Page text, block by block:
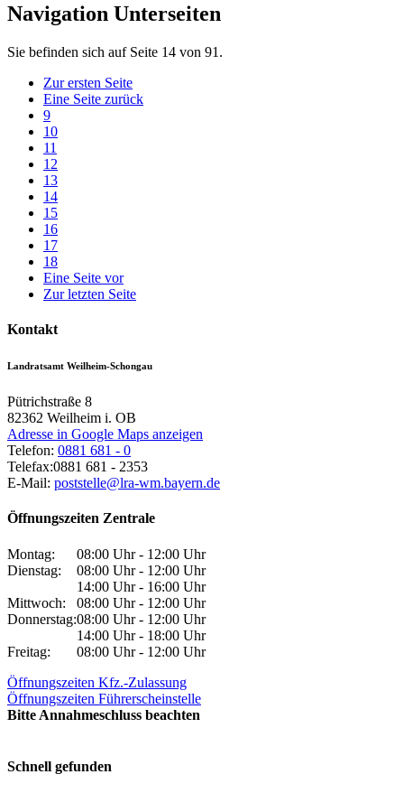
Navigation Unterseiten
Sie befinden sich auf Seite 14 von 91.
Zur ersten Seite
Eine Seite zurück
9
10
11
12
13
14
15
16
17
18
Eine Seite vor
Zur letzten Seite
Kontakt
Landratsamt Weilheim-Schongau
Pütrichstraße 8
82362 Weilheim i. OB
Adresse in Google Maps anzeigen
Telefon: 0881 681 - 0
Telefax:0881 681 - 2353
E-Mail: poststelle@lra-wm.bayern.de
Öffnungszeiten Zentrale
Montag:
08:00 Uhr - 12:00 Uhr
Dienstag:
08:00 Uhr - 12:00 Uhr
14:00 Uhr - 16:00 Uhr
Mittwoch:
08:00 Uhr - 12:00 Uhr
Donnerstag:08:00 Uhr - 12:00 Uhr
14:00 Uhr - 18:00 Uhr
Freitag:
08:00 Uhr - 12:00 Uhr
Öffnungszeiten Kfz.-Zulassung
Öffnungszeiten Führerscheinstelle
Bitte Annahmeschluss beachten
Schnell gefunden